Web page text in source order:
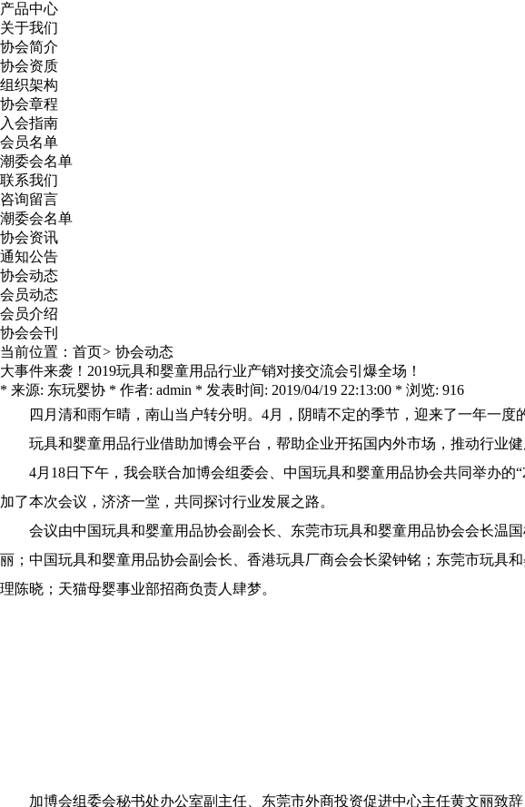
产品中心
关于我们
协会简介
协会资质
组织架构
协会章程
入会指南
会员名单
潮委会名单
联系我们
咨询留言
潮委会名单
协会资讯
通知公告
协会动态
会员动态
会员介绍
协会会刊
当前位置： 首页> 协会动态
大事件来袭！2019玩具和婴童用品行业产销对接交流会引爆全场！
* 来源: 东玩婴协 * 作者: admin * 发表时间: 2019/04/19 22:13:00 * 浏览: 916
四月清和雨乍晴，南山当户转分明。4月，阴晴不定的季节，迎来了一年一度
玩具和婴童用品行业借助加博会平台，帮助企业开拓国内外市场，推动行业健
4月18日下午，我会联合加博会组委会、中国玩具和婴童用品协会共同举办的
加了本次会议，济济一堂，共同探讨行业发展之路。
会议由中国玩具和婴童用品协会副会长、东莞市玩具和婴童用品协会会长温
丽；中国玩具和婴童用品协会副会长、香港玩具厂商会会长梁钟铭；东莞市玩具
理陈晓；天猫母婴事业部招商负责人肆梦。
加博会组委会秘书处办公室副主任、东莞市外商投资促进中心主任黄文丽致